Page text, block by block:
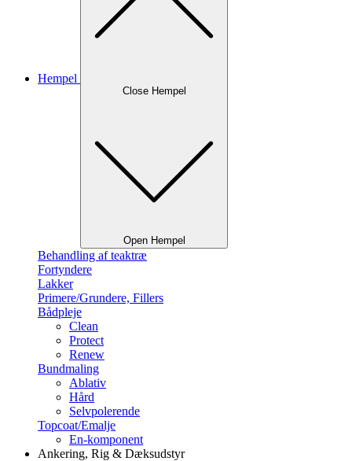
Hempel
Close Hempel
Open Hempel
Behandling af teaktræ
Fortyndere
Lakker
Primere/Grundere, Fillers
Bådpleje
Clean
Protect
Renew
Bundmaling
Ablativ
Hård
Selvpolerende
Topcoat/Emalje
En-komponent
Ankering, Rig & Dæksudstyr